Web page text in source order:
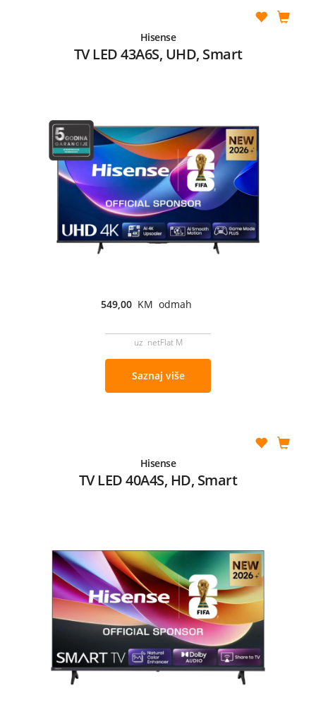
Hisense
TV LED 43A6S, UHD, Smart
549,00 KM odmah
uz netFlat M
Saznaj više
Hisense
TV LED 40A4S, HD, Smart